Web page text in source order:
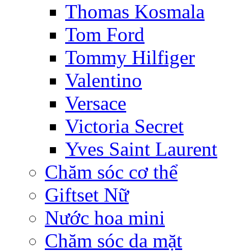
Thomas Kosmala
Tom Ford
Tommy Hilfiger
Valentino
Versace
Victoria Secret
Yves Saint Laurent
Chăm sóc cơ thể
Giftset Nữ
Nước hoa mini
Chăm sóc da mặt